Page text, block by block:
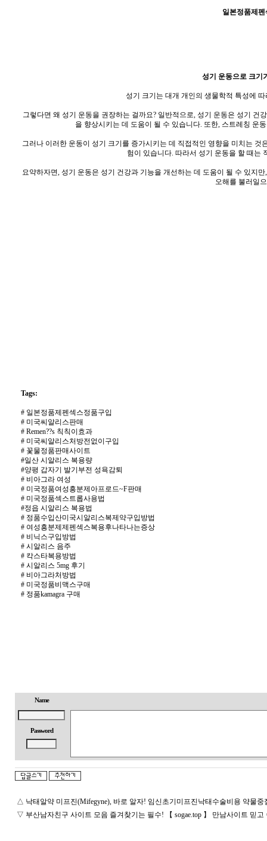
일본정품제
성기 운동으로 크기
성기 크기는 대개 개인의 생물학적 특성에
그렇다면 왜 성기 운동을 권장하는 걸까요? 일반적으로, 성기 운동은 성기 건
을 향상시키는 데 도움이 될 수 있습니다. 또한, 스트레칭 운
그러나 이러한 운동이 성기 크기를 증가시키는 데 직접적인 영향을 미치는
험이 있습니다. 따라서 성기 운동을 할 때는
요약하자면, 성기 운동은 성기 건강과 기능을 개선하는 데 도움이 될 수 있지
오해를 불러일
k
e
8
5.
c
o
m t
o
t
o
r
a
n
k
i
n
g 밍
키
넷
트
위
사
이
순
위 q
d
k
f 미
프
Tags:
#일본정품제펜섹스정품구입
#미국씨­알리스판매
#Remen??s 칙칙이효과
#미국씨­알리스처방전없이구입
#꽃물정품판매사이트
#일산 시알리스 복용량
#양평 갑자기 발기부전 성욕감퇴
#비아그라 여성
#미국정품여성흥분제아프로드~F판매
#미국정품섹스트롭사용법
#정읍 시알리스 복용법
#정품수입산미국시­알리스복제약구입방법
#여성흥분제제펜섹스복용후나타나는증상
#비닉스구입방법
#시알리스 음주
#칵스타복용방법
#시알리스 5mg 후기
#비아그­라처방법
#미국정품비맥스구매
#정품kamagra 구매
Name
Password
△ 낙태알약 미프진(Mifegyne), 바로 알자! 임신초기미프진낙태수술비용 약물중
▽ 부­산­남­자­친­구 사이트 모음 즐겨찾기는 필수! 【 sogae.top 】 만남사이트 믿